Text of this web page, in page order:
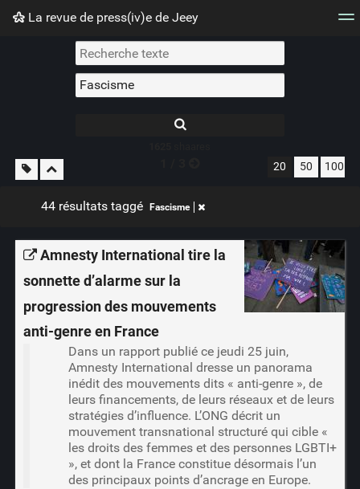
La revue de press(iv)e de Jeey
Nuage de tags Mur d'images
20 50 100
44 résultats taggé Fascisme
Amnesty International tire la
sonnette d’alarme sur la
progression des mouvements
anti-genre en France
Dans un rapport publié ce jeudi 25 juin,
Amnesty International dresse un panorama
inédit des mouvements dits « anti-genre », de
leurs financements, de leurs réseaux et de leurs
stratégies d’influence. L’ONG décrit un
mouvement transnational structuré qui cible «
les droits des femmes et des personnes LGBTI+
», et dont la France constitue désormais l’un
des principaux points d’ancrage en Europe.